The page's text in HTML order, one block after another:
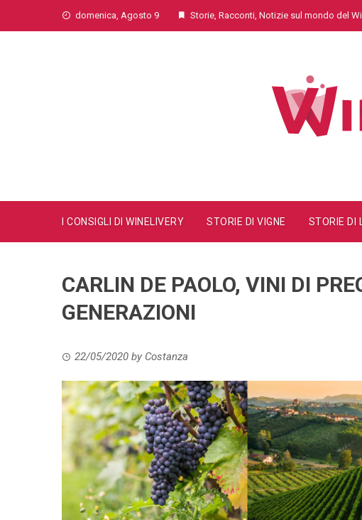
domenica, Agosto 9 Storie, Racconti, Notizie sul mondo del
I CONSIGLI DI WINELIVERY STORIE DI VIGNE STORIE DI
CARLIN DE PAOLO, VINI DI
GENERAZIONI
22/05/2020 by Costanza